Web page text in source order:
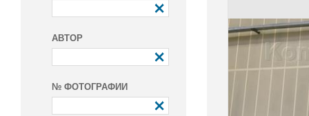
АВТОР
№ ФОТОГРАФИИ